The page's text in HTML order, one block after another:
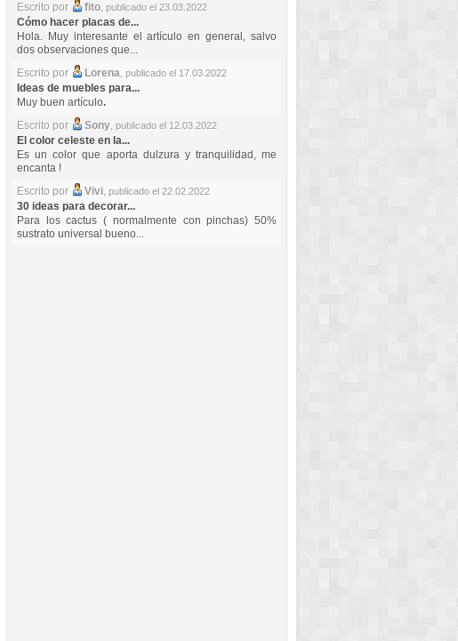
Escrito por fito, publicado el 23.03.2022
Cómo hacer placas de...
Hola. Muy interesante el artículo en general, salvo
dos observaciones que...
Escrito por
Lorena, publicado el 17.03.2022
Ideas de muebles para...
Muy buen artículo.
Escrito por
Sony, publicado el 12.03.2022
El color celeste en la...
Es un color que aporta dulzura y tranquilidad, me
encanta !
Escrito por
Vivi, publicado el 22.02.2022
30 ideas para decorar...
Para los cactus ( normalmente con pinchas) 50%
sustrato universal bueno...